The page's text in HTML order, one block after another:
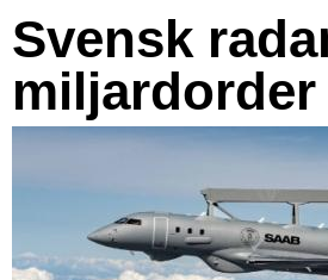
Svensk
miljardorder